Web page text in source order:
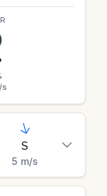
s
S
5 m/s